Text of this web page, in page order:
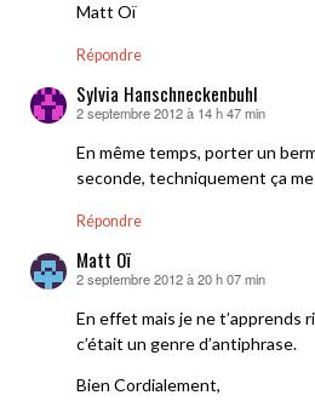
Matt Oï
Répondre
Sylvia Hanschneckenbuhl
dit :
2 septembre 2012 à 14 h 47 min
En même temps, porter un
seconde, techniquement ça
Répondre
Matt Oï
dit :
2 septembre 2012 à 20 h 07 min
En effet mais je ne t’apprends
c’était un genre d’antiphrase.
Bien Cordialement,